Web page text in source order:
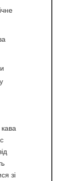
зі